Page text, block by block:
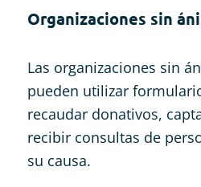
Organizaciones sin
Las organizaciones sin
pueden utilizar
recaudar donativos,
recibir consultas de
su causa.